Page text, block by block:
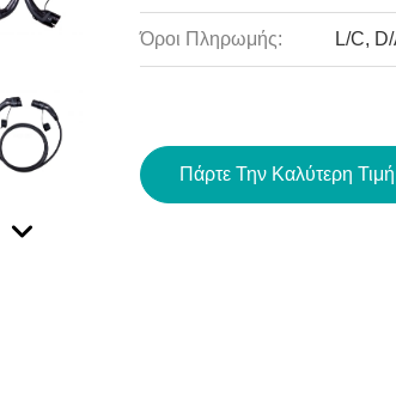
Όροι Πληρωμής: L/C,
Πάρτε Την Καλύτερη Τιμή